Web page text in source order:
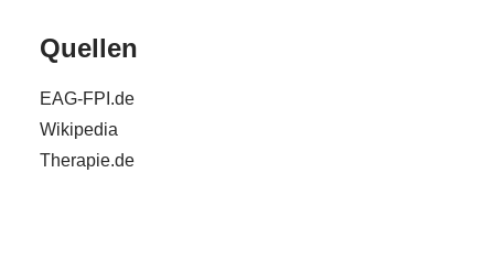
Quellen
EAG-FPI.de
Wikipedia
Therapie.de